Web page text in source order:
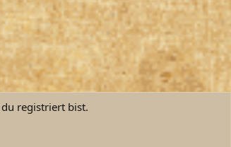
registriert bist.